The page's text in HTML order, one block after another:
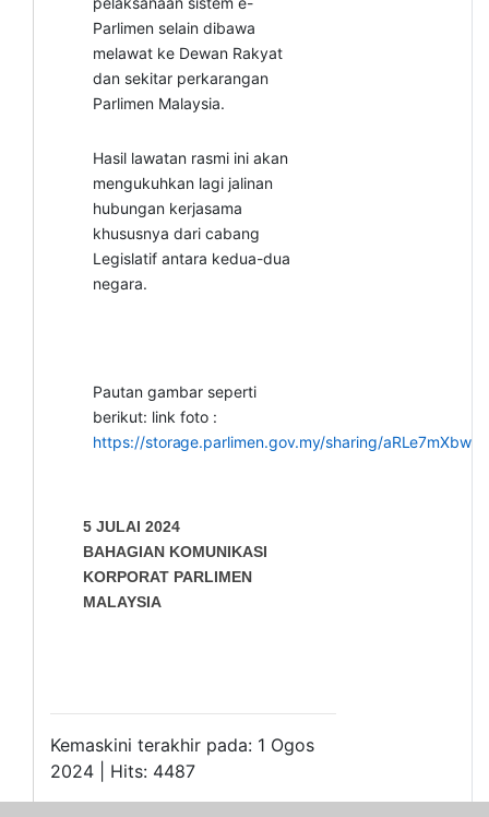
Parlimen selain dibawa
melawat ke Dewan Rakyat
dan sekitar perkarangan
Parlimen Malaysia.
Hasil lawatan rasmi ini akan
mengukuhkan lagi jalinan
hubungan kerjasama
khususnya dari cabang
Legislatif antara kedua-dua
negara.
Pautan gambar seperti
berikut: link foto :
https://storage.parlimen.gov.my/sharing/aRLe7mXbw
5 JULAI 2024
BAHAGIAN KOMUNIKASI
KORPORAT PARLIMEN
MALAYSIA
Kemaskini terakhir pada: 1 Ogos
2024 | Hits: 4487